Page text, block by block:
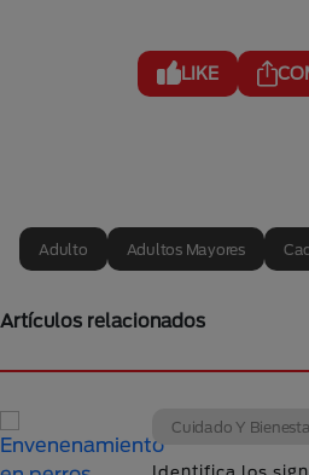
LIKE
Adulto Adultos Mayores
Artículos relacionados
Cuidado Y